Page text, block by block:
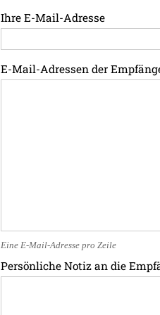
Ihre E-Mail-Adresse
E-Mail-Adressen der
Eine E-Mail-Adresse pro Zeile
Persönliche Notiz an die